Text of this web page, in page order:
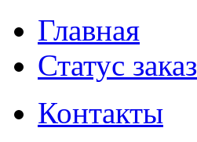
Главная
Статус
Контакты